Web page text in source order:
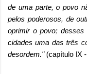
de uma parte, o povo
pelos poderosos, de
oprimir o povo; desses
cidades uma das três
desordem."(capítulo IX -